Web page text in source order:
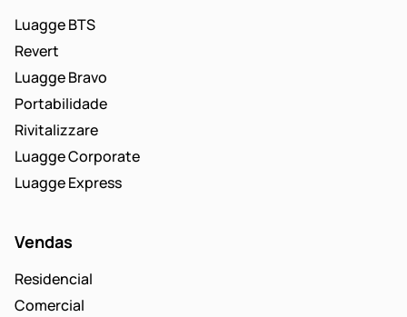
Luagge BTS
Revert
Luagge Bravo
Portabilidade
Rivitalizzare
Luagge Corporate
Luagge Express
Vendas
Residencial
Comercial